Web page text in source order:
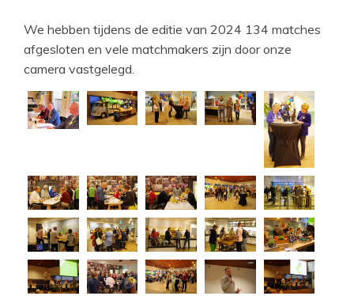
We hebben tijdens de editie van 2024 134 matches
afgesloten en vele matchmakers zijn door onze
camera vastgelegd.